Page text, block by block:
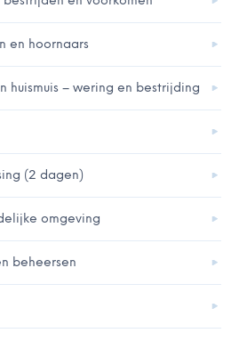
en hoornaars
huismuis – wering en bestrijding
(2 dagen)
omgeving
beheersen